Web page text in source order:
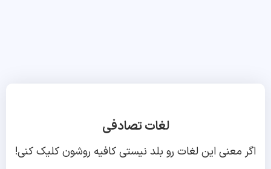
لغات تصادفی
اگر معنی این لغات رو بلد نیستی کافیه روشون کلیک کنی!